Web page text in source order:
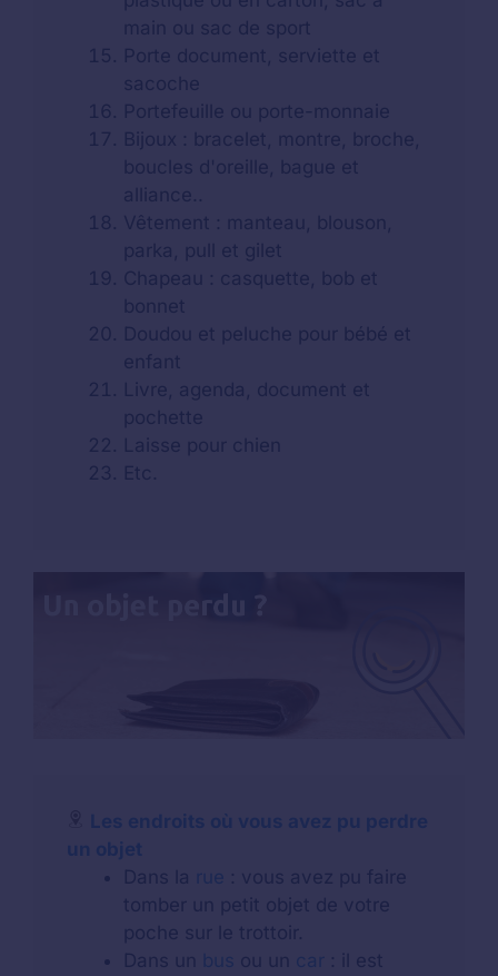
main ou sac de sport
Porte document, serviette et
sacoche
Portefeuille ou porte-monnaie
Bijoux : bracelet, montre, broche,
boucles d'oreille, bague et
alliance..
Vêtement : manteau, blouson,
parka, pull et gilet
Chapeau : casquette, bob et
bonnet
Doudou et peluche pour bébé et
enfant
Livre, agenda, document et
pochette
Laisse pour chien
Etc.
Les endroits où vous avez pu perdre
un objet
Dans la rue : vous avez pu faire
tomber un petit objet de votre
poche sur le trottoir.
Dans un bus ou un car : il est